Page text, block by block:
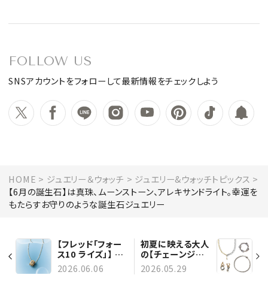
FOLLOW US
SNSアカウントをフォローして最新情報をチェックしよう
HOME ジュエリー＆ウォッチ
ジュエリー&ウォッチトピックス
【6月の誕生石】は真珠、ムーンストーン、アレキサンドライト。幸運を
もたらすお守りのような誕生石ジュエリー
【フレッド「フォー
ス10 ライズ」】 逆
境にも揺るがない
確かな愛の絆
2026.06.06
初夏に映える大人
の【チェーンジュ
エリー】8選｜エデ
ィターがこの夏狙
2026.05.29